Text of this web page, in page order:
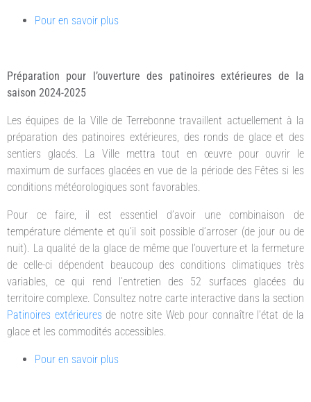
Pour en savoir plus
Préparation pour l’ouverture des patinoires extérieures de la
saison 2024-2025
Les équipes de la Ville de Terrebonne travaillent actuellement à la
préparation des patinoires extérieures, des ronds de glace et des
sentiers glacés. La Ville mettra tout en œuvre pour ouvrir le
maximum de surfaces glacées en vue de la période des Fêtes si les
conditions météorologiques sont favorables.
Pour ce faire, il est essentiel d’avoir une combinaison de
température clémente et qu’il soit possible d’arroser (de jour ou de
nuit). La qualité de la glace de même que l’ouverture et la fermeture
de celle-ci dépendent beaucoup des conditions climatiques très
variables, ce qui rend l’entretien des 52 surfaces glacées du
territoire complexe. Consultez notre carte interactive dans la section
Patinoires extérieuresde notre site Web pour connaître l’état de la
glace et les commodités accessibles.
Pour en savoir plus